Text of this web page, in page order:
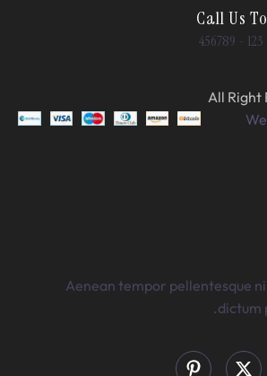
Call Us
All Right
Aenean tempor pellentesque
dictum